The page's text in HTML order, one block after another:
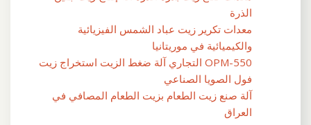
الذرة
معدات تكرير زيت عباد الشمس الفيزيائية
والكيميائية في موريتانيا
OPM-550 التجاري آلة ضغط الزيت استخراج زيت
فول الصويا الصناعي
آلة صنع زيت الطعام بزيت الطعام المصافي في
العراق